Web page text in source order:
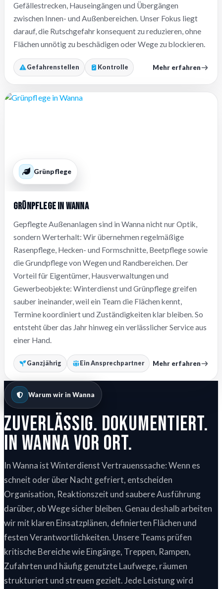
Gefällestrecken, Hauseingängen und Übergängen
zwischen Innen- und Außenbereichen. Unser Fokus liegt
darauf, die Rutschgefahr konsequent zu reduzieren, ohne
Flächen unnötig zu beschädigen oder Wege zu blockieren.
Gefahrenstellen Kontrolle Mehr erfahren
Grünpflege
Grünpflege in Wanna
Gepflegte Außenanlagen sind in Wanna nicht nur Optik,
sondern Werterhalt: Wir übernehmen regelmäßige
Rasenpflege, Hecken- und Formschnitte, Beetpflege sowie
die Grundpflege von Wegen und Randbereichen. Der
Vorteil für Eigentümer, Hausverwaltungen und
Gewerbeobjekte: Winterdienst und Grünpflege greifen
sauber ineinander, weil ein Team die Flächen kennt,
Termine koordiniert und Zuständigkeiten klar bleiben. So
entsteht über das Jahr hinweg ein verlässlicher Service aus
einer Hand.
Ganzjährig Ein Ansprechpartner Mehr erfahren
Warum wir in Wanna
Zuverlässig. Dokumentiert.
In Wanna vor Ort.
In Wanna ist Winterdienst Vertrauenssache: Wenn es
schneit oder über Nacht gefriert, entscheiden
Organisation, Reaktionszeit und saubere Ausführung
darüber, ob Wege sicher bleiben. Genau deshalb arbeiten
wir mit klaren Einsatzplänen, definierten Flächen und
festen Verantwortlichkeiten. Unsere Teams prüfen
kritische Bereiche wie Eingänge, Treppen, Rampen,
Zufahrten und häufig genutzte Laufwege, räumen
strukturiert und streuen gezielt. Jede Leistung wird